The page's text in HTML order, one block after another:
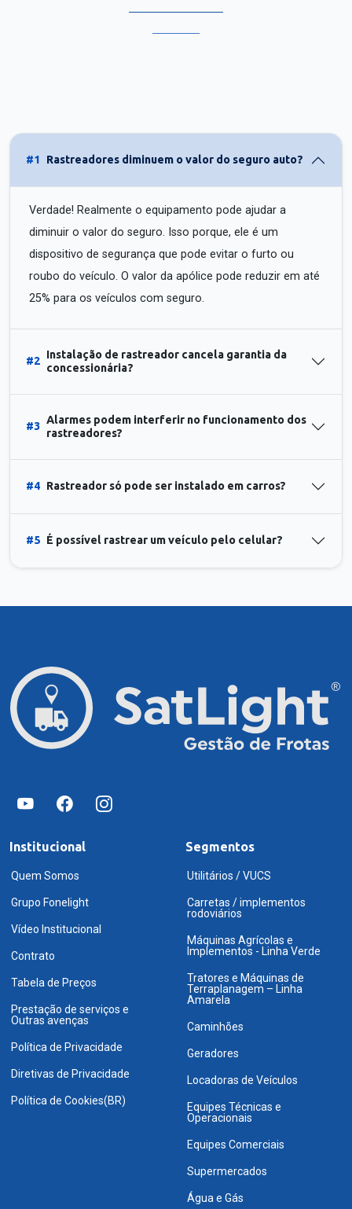
#1 Rastreadores diminuem o valor do seguro auto?
Verdade! Realmente o equipamento pode ajudar a
diminuir o valor do seguro. Isso porque, ele é um
dispositivo de segurança que pode evitar o furto ou
roubo do veículo. O valor da apólice pode reduzir em até
25% para os veículos com seguro.
#2
Instalação de rastreador cancela garantia da
concessionária?
#3
Alarmes podem interferir no funcionamento dos
rastreadores?
#4 Rastreador só pode ser instalado em carros?
#5 É possível rastrear um veículo pelo celular?
Institucional
Quem Somos
Grupo Fonelight
Vídeo Institucional
Contrato
Tabela de Preços
Prestação de serviços e
Outras avenças
Política de Privacidade
Diretivas de Privacidade
Política de Cookies(BR)
Segmentos
Utilitários / VUCS
Carretas / implementos
rodoviários
Máquinas Agrícolas e
Implementos - Linha Verde
Tratores e Máquinas de
Terraplanagem – Linha
Amarela
Caminhões
Geradores
Locadoras de Veículos
Equipes Técnicas e
Operacionais
Equipes Comerciais
Supermercados
Água e Gás